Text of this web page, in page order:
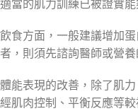
適當的肌力訓練已被證實
飲食方面，一般建議增加
者，則須先諮詢醫師或營養
體能表現的改善，除了肌
經肌肉控制、平衡反應等